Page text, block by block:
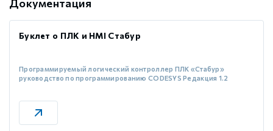
Документация
Буклет о ПЛК и HMI Стабур
Программируемый логический контроллер ПЛК «Стабур»
руководство по программированию CODESYS Редакция 1.2